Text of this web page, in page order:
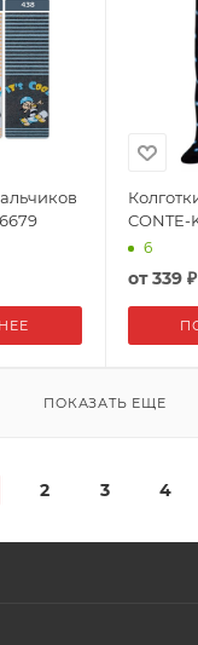
CONTE-
6
от339 ₽
ПОКАЗАТЬ ЕЩЕ
2 3 4